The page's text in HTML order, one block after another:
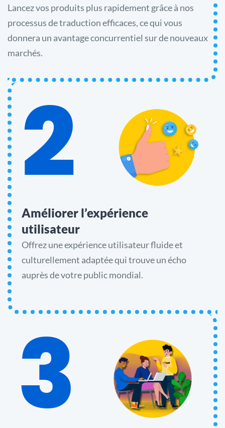
Lancez vos produits plus rapidement grâce à nos
processus de traduction efficaces, ce qui vous
donnera un avantage concurrentiel sur de nouveaux
marchés.
2
Améliorer l’expérience
utilisateur
Offrez une expérience utilisateur fluide et
culturellement adaptée qui trouve un écho
auprès de votre public mondial.
3